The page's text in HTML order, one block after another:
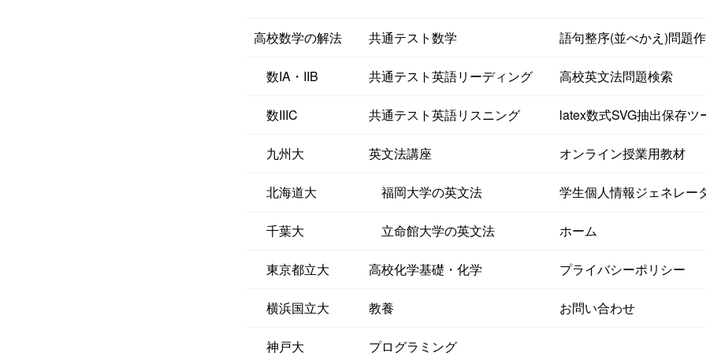
高校数学の解法
数IA・IIB
数IIIC
九州大
北海道大
千葉大
東京都立大
横浜国立大
神戸大
共通テスト数学
共通テスト英語リーディング
共通テスト英語リスニング
英文法講座
福岡大学の英文法
立命館大学の英文法
高校化学基礎・化学
教養
プログラミング
語句整序(並べかえ)問題
高校英文法問題検索
latex数式SVG抽出保存ツ
オンライン授業用教材
学生個人情報ジェネレー
ホーム
プライバシーポリシー
お問い合わせ